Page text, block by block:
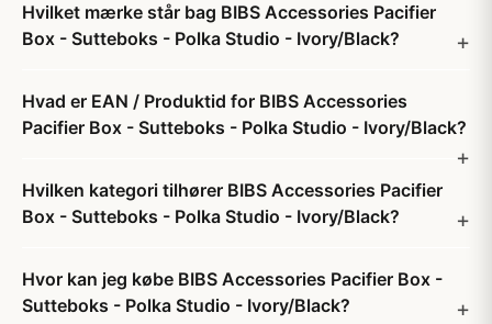
Hvilket mærke står bag BIBS Accessories Pacifier
Box - Sutteboks - Polka Studio - Ivory/Black?
Hvad er EAN / Produktid for BIBS Accessories
Pacifier Box - Sutteboks - Polka Studio - Ivory/Black?
Hvilken kategori tilhører BIBS Accessories Pacifier
Box - Sutteboks - Polka Studio - Ivory/Black?
Hvor kan jeg købe BIBS Accessories Pacifier Box -
Sutteboks - Polka Studio - Ivory/Black?